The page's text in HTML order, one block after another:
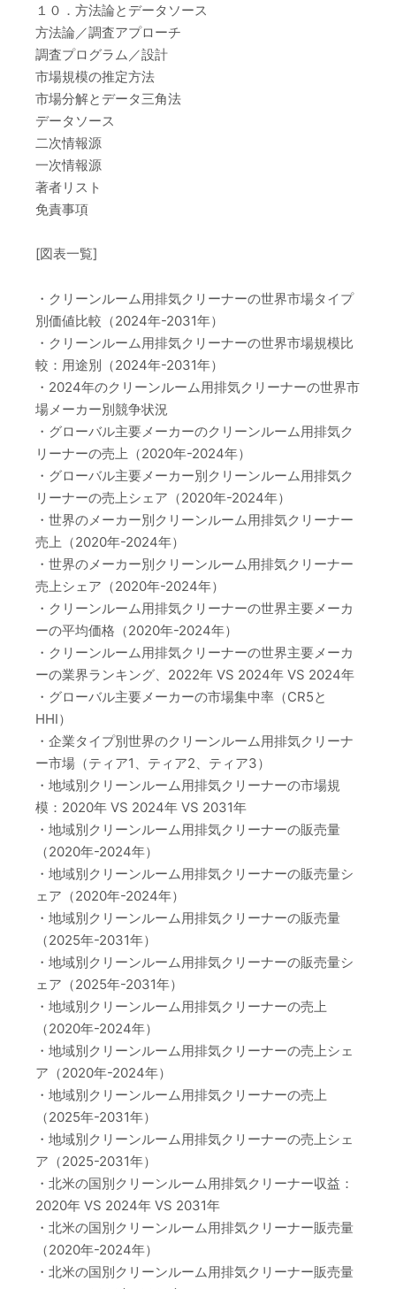
１０．方法論とデータソース
方法論／調査アプローチ
調査プログラム／設計
市場規模の推定方法
市場分解とデータ三角法
データソース
二次情報源
一次情報源
著者リスト
免責事項
[図表一覧]
・クリーンルーム用排気クリーナーの世界市場タイプ
別価値比較（2024年-2031年）
・クリーンルーム用排気クリーナーの世界市場規模比
較：用途別（2024年-2031年）
・2024年のクリーンルーム用排気クリーナーの世界市
場メーカー別競争状況
・グローバル主要メーカーのクリーンルーム用排気ク
リーナーの売上（2020年-2024年）
・グローバル主要メーカー別クリーンルーム用排気ク
リーナーの売上シェア（2020年-2024年）
・世界のメーカー別クリーンルーム用排気クリーナー
売上（2020年-2024年）
・世界のメーカー別クリーンルーム用排気クリーナー
売上シェア（2020年-2024年）
・クリーンルーム用排気クリーナーの世界主要メーカ
ーの平均価格（2020年-2024年）
・クリーンルーム用排気クリーナーの世界主要メーカ
ーの業界ランキング、2022年 VS 2024年 VS 2024年
・グローバル主要メーカーの市場集中率（CR5と
HHI）
・企業タイプ別世界のクリーンルーム用排気クリーナ
ー市場（ティア1、ティア2、ティア3）
・地域別クリーンルーム用排気クリーナーの市場規
模：2020年 VS 2024年 VS 2031年
・地域別クリーンルーム用排気クリーナーの販売量
（2020年-2024年）
・地域別クリーンルーム用排気クリーナーの販売量シ
ェア（2020年-2024年）
・地域別クリーンルーム用排気クリーナーの販売量
（2025年-2031年）
・地域別クリーンルーム用排気クリーナーの販売量シ
ェア（2025年-2031年）
・地域別クリーンルーム用排気クリーナーの売上
（2020年-2024年）
・地域別クリーンルーム用排気クリーナーの売上シェ
ア（2020年-2024年）
・地域別クリーンルーム用排気クリーナーの売上
（2025年-2031年）
・地域別クリーンルーム用排気クリーナーの売上シェ
ア（2025-2031年）
・北米の国別クリーンルーム用排気クリーナー収益：
2020年 VS 2024年 VS 2031年
・北米の国別クリーンルーム用排気クリーナー販売量
（2020年-2024年）
・北米の国別クリーンルーム用排気クリーナー販売量